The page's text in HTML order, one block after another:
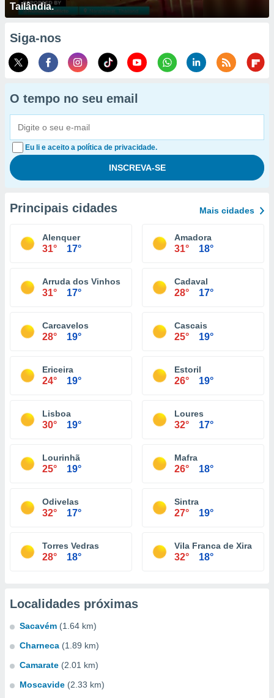
Tailândia.
Siga-nos
O tempo no seu email
Eu li e aceito a política de privacidade.
Principais cidades Mais cidades
Alenquer
31° 17°
Amadora
31° 18°
Arruda dos Vinhos
31° 17°
Cadaval
28° 17°
Carcavelos
28° 19°
Cascais
25° 19°
Ericeira
24° 19°
Estoril
26° 19°
Lisboa
30° 19°
Loures
32° 17°
Lourinhã
25° 19°
Mafra
26° 18°
Odivelas
32° 17°
Sintra
27° 19°
Torres Vedras
28° 18°
Vila Franca de Xira
32° 18°
Localidades próximas
Sacavém (1.64 km)
Charneca (1.89 km)
Camarate (2.01 km)
Moscavide (2.33 km)